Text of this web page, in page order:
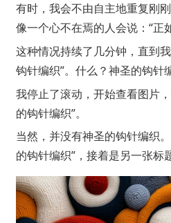
有时，我会不由自主地重复刚
像一个心不在焉的人会说：“
这种情况持续了几分钟，直到
钩针编织”。什么？神圣的钩针
我停止了滚动，开始查看图片
的钩针编织”。
当然，并没有神圣的钩针编织
的钩针编织”，接着是另一张标